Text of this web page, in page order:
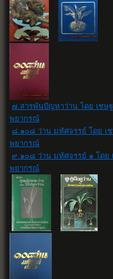
๗.สารพันปัญหาว่าน โดย เชษ
พยากรณ์
๘.๑๐๘ ว่าน มหัศจรรย์ โดย เ
พยากรณ์
๙.๑๐๘ ว่าน มหัศจรรย์ ๑ โดย
พยากรณ์